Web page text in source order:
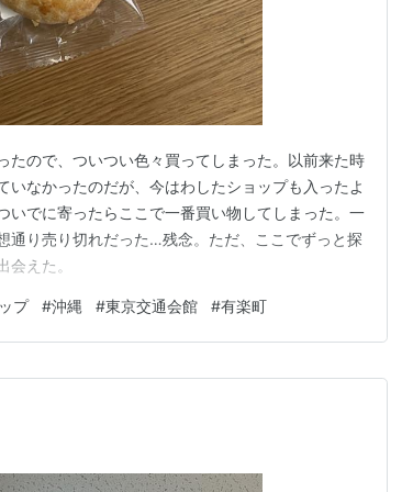
たので、ついつい色々買ってしまった。以前来た時
いなかったのだが、今はわしたショップも入ったよ
いでに寄ったらここで一番買い物してしまった。一
通り売り切れだった…残念。ただ、ここでずっと探
会えた。
プ #沖縄 #東京交通会館 #有楽町